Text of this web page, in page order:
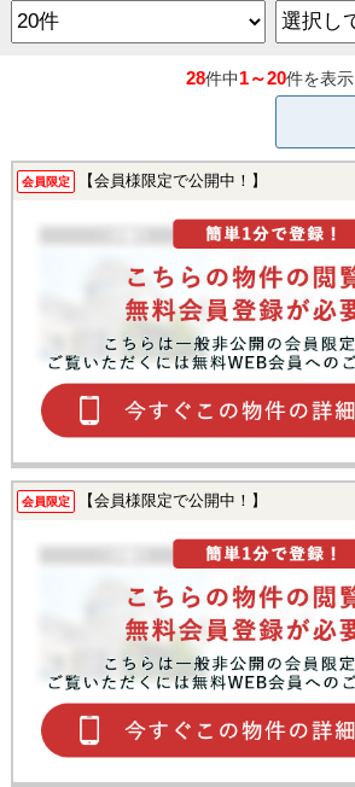
28件中1～20件を表示
会員限定 【会員様限定で公開中！】
会員限定 【会員様限定で公開中！】